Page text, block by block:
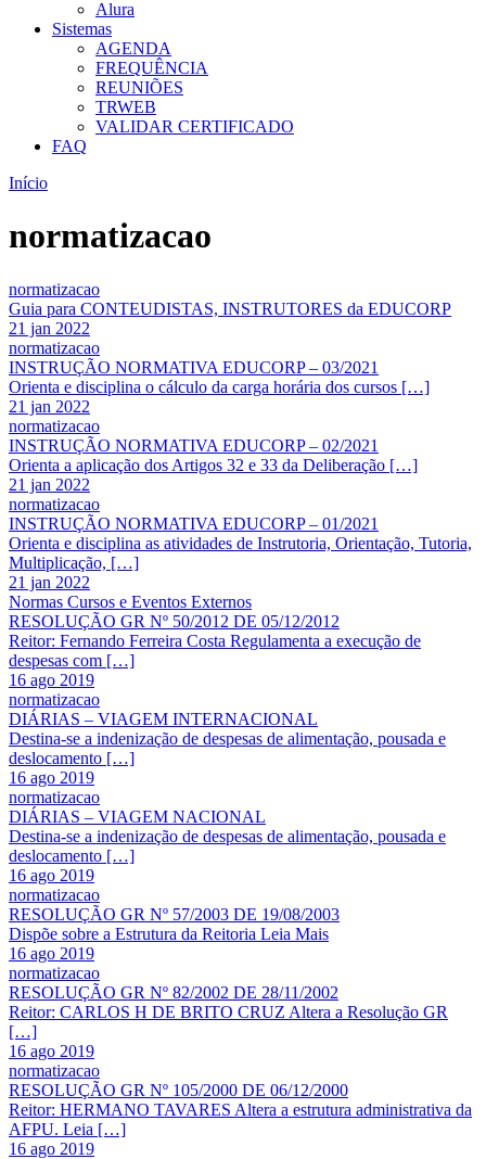
Alura
Sistemas
AGENDA
FREQUÊNCIA
REUNIÕES
TRWEB
VALIDAR CERTIFICADO
FAQ
Início
normatizacao
normatizacao
Guia para CONTEUDISTAS, INSTRUTORES da EDUCORP
21 jan 2022
normatizacao
INSTRUÇÃO NORMATIVA EDUCORP – 03/2021
Orienta e disciplina o cálculo da carga horária dos cursos […]
21 jan 2022
normatizacao
INSTRUÇÃO NORMATIVA EDUCORP – 02/2021
Orienta a aplicação dos Artigos 32 e 33 da Deliberação […]
21 jan 2022
normatizacao
INSTRUÇÃO NORMATIVA EDUCORP – 01/2021
Orienta e disciplina as atividades de Instrutoria, Orientação, Tutoria,
Multiplicação, […]
21 jan 2022
Normas Cursos e Eventos Externos
RESOLUÇÃO GR Nº 50/2012 DE 05/12/2012
Reitor: Fernando Ferreira Costa Regulamenta a execução de
despesas com […]
16 ago 2019
normatizacao
DIÁRIAS – VIAGEM INTERNACIONAL
Destina-se a indenização de despesas de alimentação, pousada e
deslocamento […]
16 ago 2019
normatizacao
DIÁRIAS – VIAGEM NACIONAL
Destina-se a indenização de despesas de alimentação, pousada e
deslocamento […]
16 ago 2019
normatizacao
RESOLUÇÃO GR Nº 57/2003 DE 19/08/2003
Dispõe sobre a Estrutura da Reitoria Leia Mais
16 ago 2019
normatizacao
RESOLUÇÃO GR Nº 82/2002 DE 28/11/2002
Reitor: CARLOS H DE BRITO CRUZ Altera a Resolução GR
[…]
16 ago 2019
normatizacao
RESOLUÇÃO GR Nº 105/2000 DE 06/12/2000
Reitor: HERMANO TAVARES Altera a estrutura administrativa da
AFPU. Leia […]
16 ago 2019